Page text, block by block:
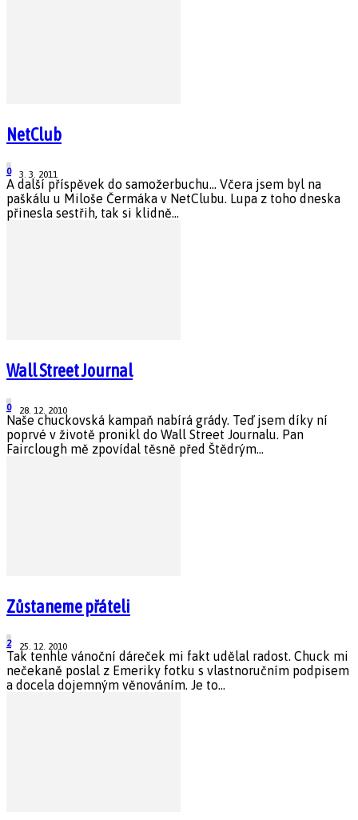
NetClub
3. 3. 2011
0
A další příspěvek do samožerbuchu... Včera jsem byl na
paškálu u Miloše Čermáka v NetClubu. Lupa z toho dneska
přinesla sestřih, tak si klidně...
Wall Street Journal
28. 12. 2010
0
Naše chuckovská kampaň nabírá grády. Teď jsem díky ní
poprvé v životě pronikl do Wall Street Journalu. Pan
Fairclough mě zpovídal těsně před Štědrým...
Zůstaneme přáteli
25. 12. 2010
2
Tak tenhle vánoční dáreček mi fakt udělal radost. Chuck mi
nečekaně poslal z Emeriky fotku s vlastnoručním podpisem
a docela dojemným věnováním. Je to...